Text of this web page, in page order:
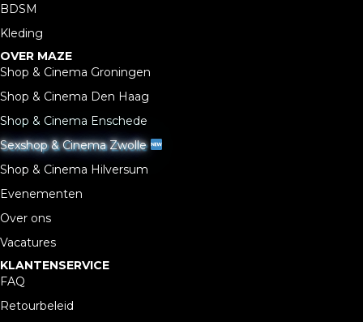
BDSM
Kleding
OVER MAZE
Shop & Cinema Groningen
Shop & Cinema Den Haag
Shop & Cinema Enschede
Sexshop & Cinema Zwolle
Shop & Cinema Hilversum
Evenementen
Over ons
Vacatures
KLANTENSERVICE
FAQ
Retourbeleid